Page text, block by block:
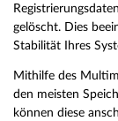
gelöscht. Dies
Stabilität Ihres
Mithilfe des
den meisten
können diese